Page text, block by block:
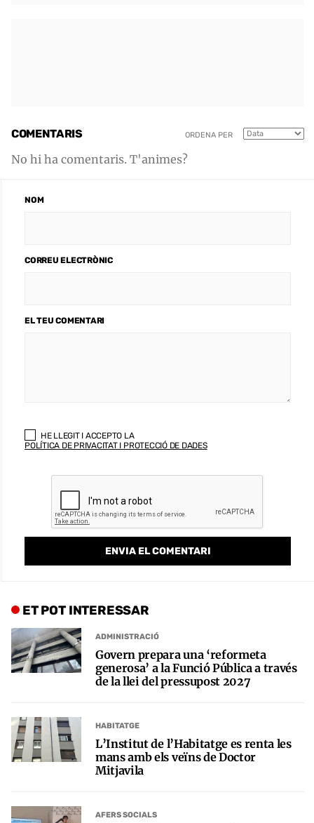
COMENTARIS ORDENA PER
No hi ha comentaris. T'animes?
NOM
CORREU ELECTRÒNIC
EL TEU COMENTARI
HE LLEGIT I ACCEPTO LA
POLÍTICA DE PRIVACITAT I PROTECCIÓ DE DADES
ET POT INTERESSAR
ADMINISTRACIÓ
Govern prepara una ‘reformeta
generosa’ a la Funció Pública a través
de la llei del pressupost 2027
HABITATGE
L’Institut de l’Habitatge es renta les
mans amb els veïns de Doctor
Mitjavila
AFERS SOCIALS